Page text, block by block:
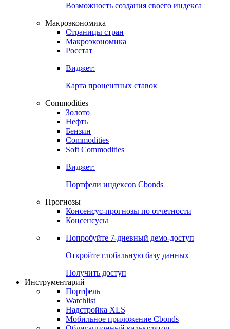
Возможность создания своего индекса
Макроэкономика
Страницы стран
Макроэкономика
Росстат
Виджет:
Карта процентных ставок
Commodities
Золото
Нефть
Бензин
Commodities
Soft Commodities
Виджет:
Портфели индексов Cbonds
Прогнозы
Консенсус-прогнозы по отчетности
Консенсусы
Попробуйте 7-дневный демо-доступ
Откройте глобальную базу данных
Получить доступ
Инструментарий
Портфель
Watchlist
Надстройка XLS
Мобильное приложение Cbonds